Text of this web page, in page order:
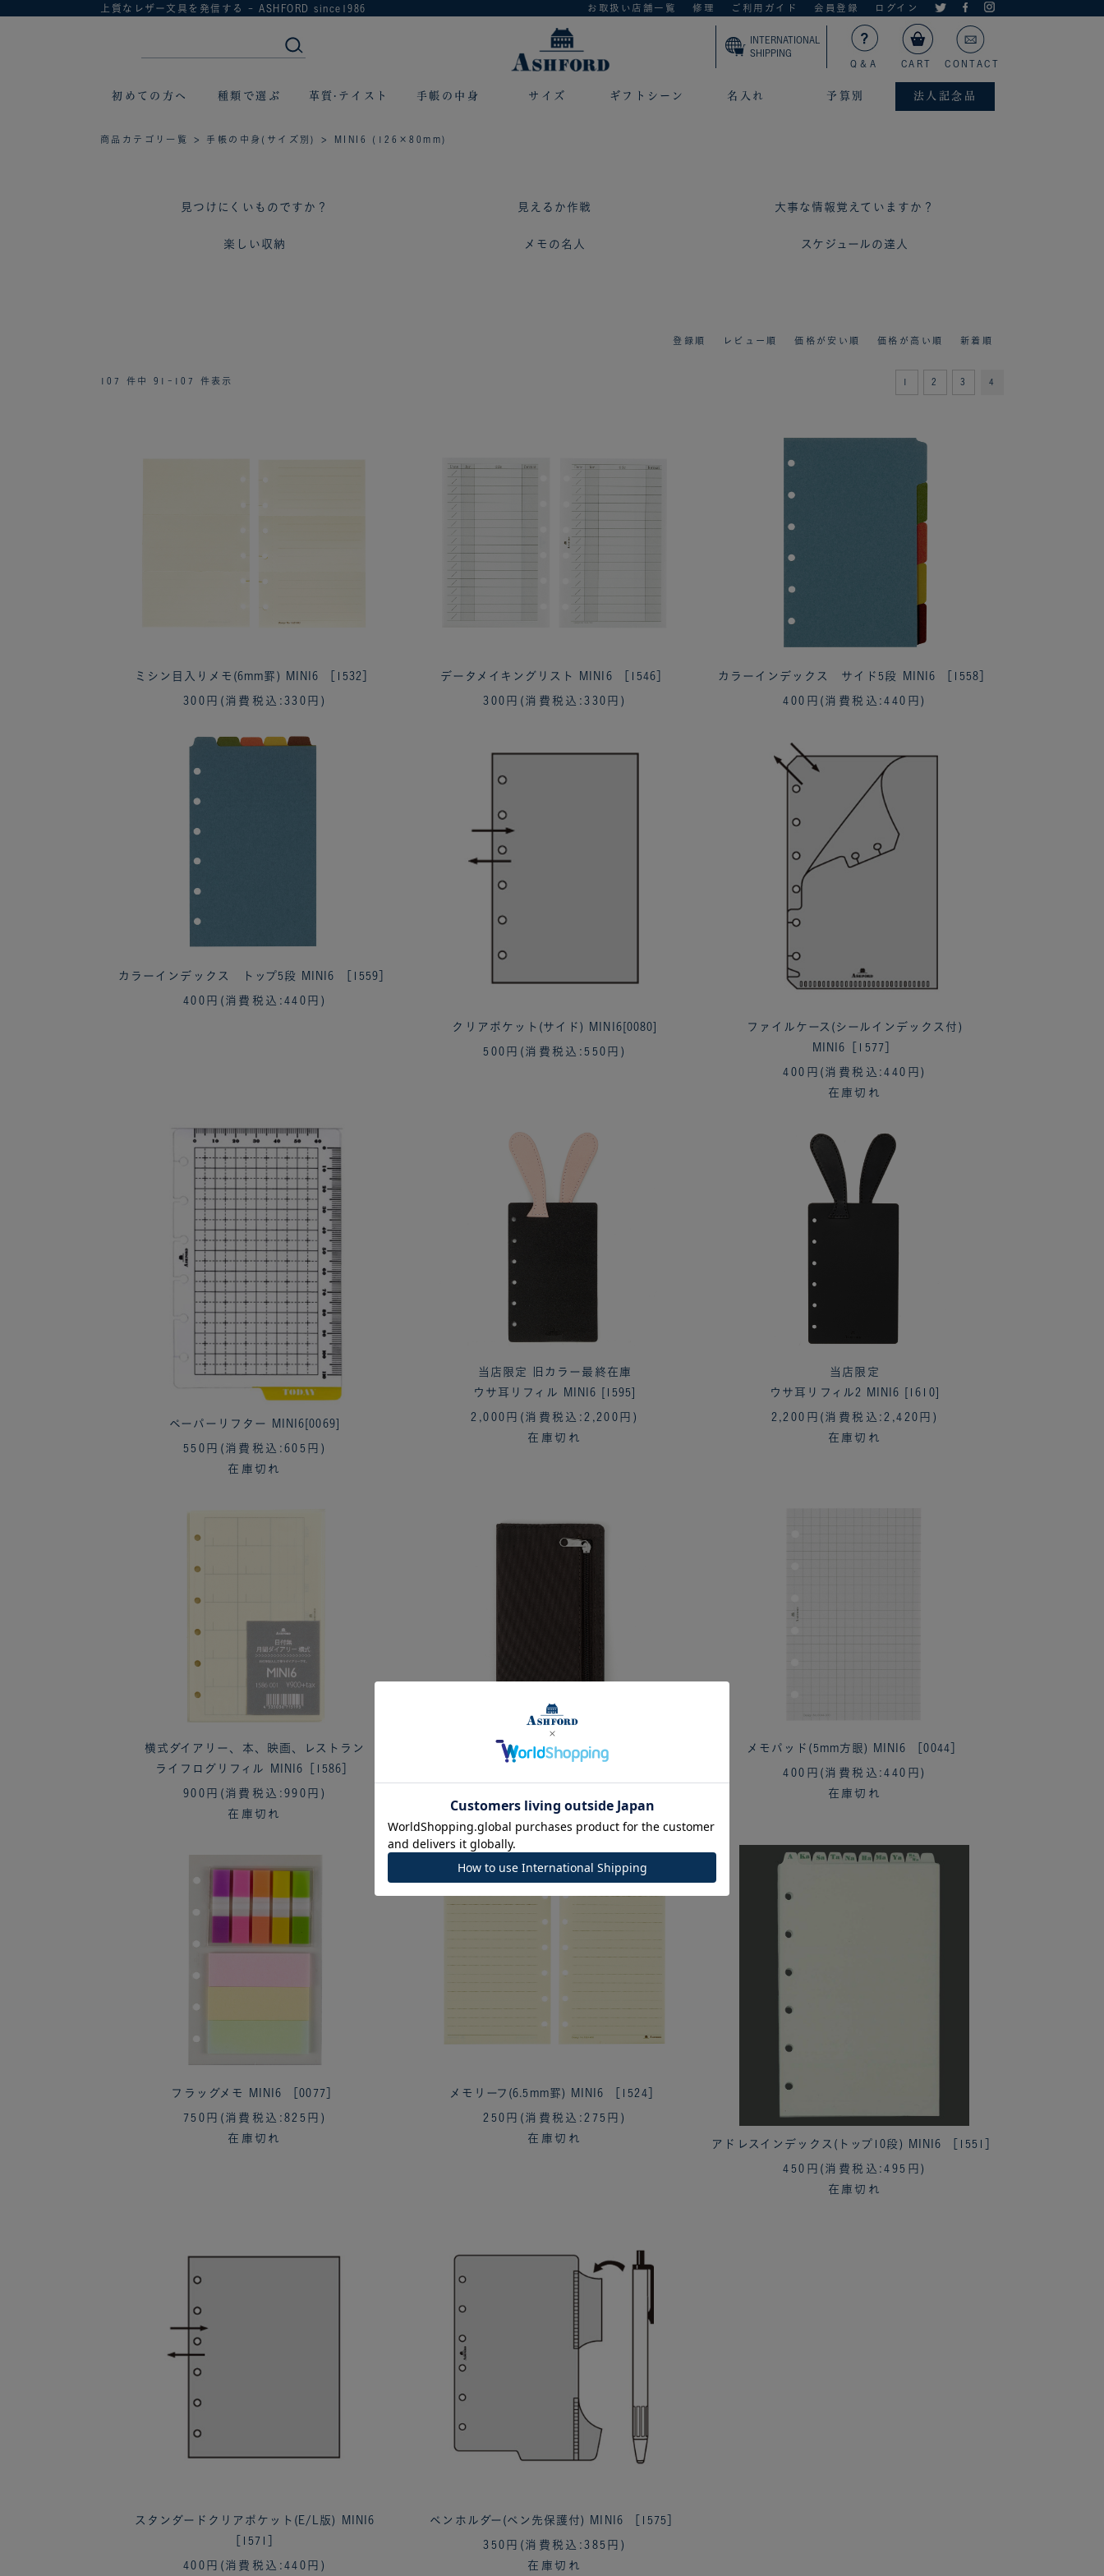
上質なレザー文具を発信する - ASHFORD since1986 お取扱い店舗一覧 修理 ご利用ガイド 会員登録 ログイン
INTERNATIONAL
SHIPPING
Q＆A
CART CONTACT
初めての方へ 種類で選ぶ 革質·テイスト 手帳の中身 サイズ ギフトシーン 名入れ 予算別 法人記念品
商品カテゴリ一覧 > 手帳の中身(サイズ別) > MINI6 (126×80mm)
見つけにくいものですか？ 見えるか作戦 大事な情報覚えていますか？
楽しい収納 メモの名人 スケジュールの達人
登録順 レビュー順 価格が安い順 価格が高い順 新着順
107 件中 91-107 件表示 2 3 4
ミシン目入りメモ(6mm罫) MINI6 ［1532］
300円 (消費税込:330円)
データメイキングリスト MINI6 ［1546］
300円 (消費税込:330円)
カラーインデックス サイド5段 MINI6 ［1558］
400円 (消費税込:440円)
カラーインデックス トップ5段 MINI6 ［1559］
400円 (消費税込:440円)
クリアポケット(サイド) MINI6[0080]
500円 (消費税込:550円)
ファイルケース(シールインデックス付)
MINI6［1577］
400円 (消費税込:440円)
在庫切れ
ペーパーリフター MINI6[0069]
550円 (消費税込:605円)
在庫切れ
当店限定 旧カラー最終在庫
ウサ耳リフィル MINI6 [1595]
2,000円 (消費税込:2,200円)
在庫切れ
当店限定
ウサ耳リフィル2 MINI6 [1610]
2,200円 (消費税込:2,420円)
在庫切れ
横式ダイアリー、本、映画、レストラン
ライフログリフィル MINI6［1586］
900円 (消費税込:990円)
在庫切れ
差し込みポーチ A6[1705] メモパッド(5mm方眼) MINI6 ［0044］
400円 (消費税込:440円)
在庫切れ
フラッグメモ MINI6 ［0077］
750円 (消費税込:825円)
在庫切れ
メモリーフ(6.5mm罫) MINI6 ［1524］
250円 (消費税込:275円)
在庫切れ
アドレスインデックス(トップ10段) MINI6 ［1551］
450円 (消費税込:495円)
在庫切れ
スタンダードクリアポケット(E/L版) MINI6
［1571］
400円 (消費税込:440円)
ペンホルダー(ペン先保護付) MINI6 ［1575］
350円 (消費税込:385円)
在庫切れ